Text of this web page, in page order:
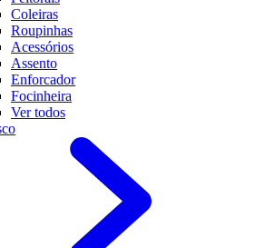
Coleiras
Roupinhas
Acessórios
Assento
Enforcador
Focinheira
Ver todos